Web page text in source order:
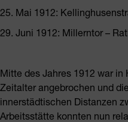
25. Mai 1912:
29. Juni 1912: Millerntor –
Mitte des Jahres 1912 war
Zeitalter angebrochen und
innerstädtischen Distanzen
Arbeitsstätte konnten nun